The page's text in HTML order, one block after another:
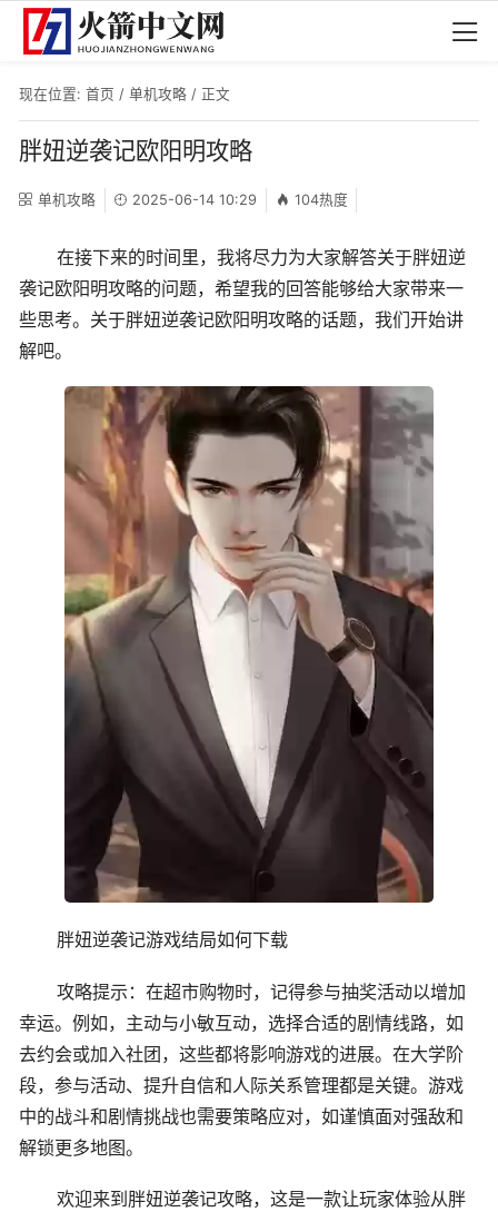
现在位置: 首页 / 单机攻略 / 正文
胖妞逆袭记欧阳明攻略
单机攻略 2025-06-14 10:29 104热度
在接下来的时间里，我将尽力为大家解答关于胖妞逆
袭记欧阳明攻略的问题，希望我的回答能够给大家带来一
些思考。关于胖妞逆袭记欧阳明攻略的话题，我们开始讲
解吧。
胖妞逆袭记游戏结局如何下载
攻略提示：在超市购物时，记得参与抽奖活动以增加
幸运。例如，主动与小敏互动，选择合适的剧情线路，如
去约会或加入社团，这些都将影响游戏的进展。在大学阶
段，参与活动、提升自信和人际关系管理都是关键。游戏
中的战斗和剧情挑战也需要策略应对，如谨慎面对强敌和
解锁更多地图。
欢迎来到胖妞逆袭记攻略，这是一款让玩家体验从胖